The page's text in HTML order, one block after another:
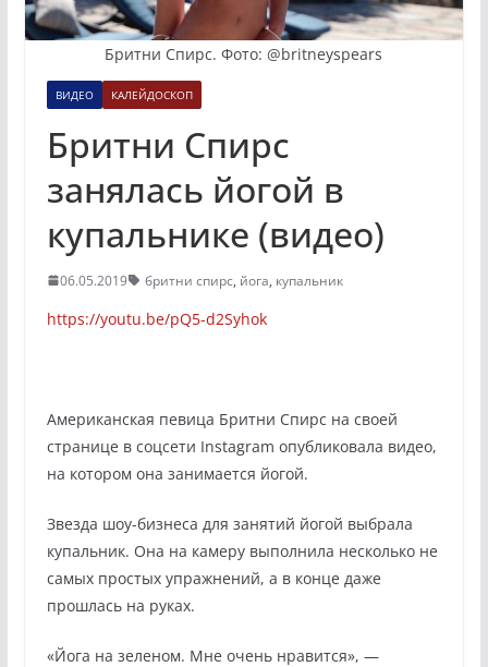
Бритни Спирс. Фото: @britneyspears
ВИДЕО КАЛЕЙДОСКОП
Бритни Спирс
занялась йогой в
купальнике (видео)
06.05.2019 бритни спирс, йога, купальник
https://youtu.be/pQ5-d2Syhok
Американская певица Бритни Спирс на своей
странице в соцсети Instagram опубликовала видео,
на котором она занимается йогой.
Звезда шоу-бизнеса для занятий йогой выбрала
купальник. Она на камеру выполнила несколько не
самых простых упражнений, а в конце даже
прошлась на руках.
«Йога на зеленом. Мне очень нравится», —